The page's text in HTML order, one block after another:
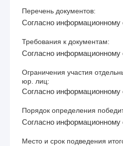
Перечень документов:
Согласно
Требования к документам:
Согласно
Ограничения участия
юр. лиц:
Согласно
Порядок определения
Согласно
Место и срок подведения